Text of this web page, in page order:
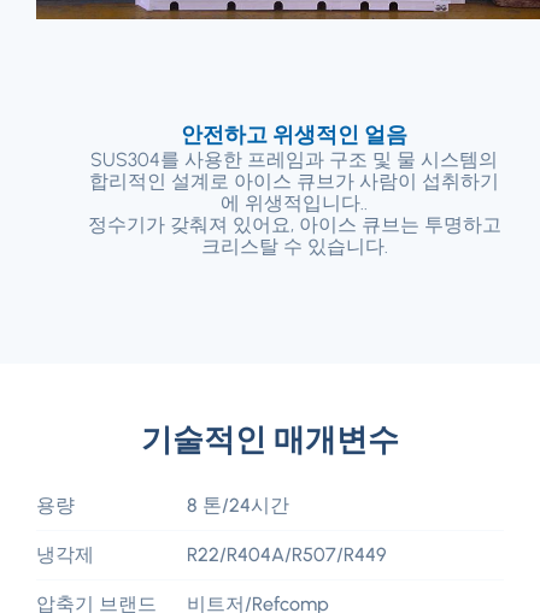
안전하고 위생적인 ​​얼음
SUS304를 사용한 프레임과 구조 및 물 시스템의
합리적인 설계로 아이스 큐브가 사람이 섭취하기
에 위생적입니다..
정수기가 갖춰져 있어요, 아이스 큐브는 투명하고
크리스탈 수 있습니다.
기술적인 매개변수
용량 8 톤/24시간
냉각제 R22/R404A/R507/R449
압축기 브랜드 비트저/Refcomp